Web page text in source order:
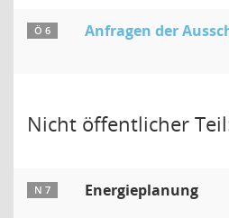
Ö 6 Anfragen der
Nicht öffentlicher
N 7 Energieplanung